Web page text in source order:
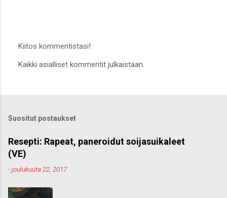
ä
o
m
e
n
t
Kiitos kommentistasi!
Kaikki asialliset kommentit julkaistaan.
Suositut postaukset
Resepti: Rapeat, paneroidut soijasuikaleet
(VE)
-joulukuuta 22, 2017